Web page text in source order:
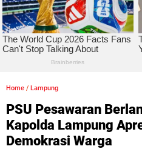
Home / Lampung
PSU Pesawaran
Kapolda Lampung
Demokrasi Warga